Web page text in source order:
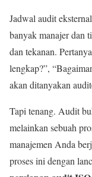
Jadwal audit
banyak manajer dan
dan tekanan.
lengkap?”,
akan ditanyakan
Tapi tenang. Audit
melainkan sebuah
manajemen Anda
proses ini dengan